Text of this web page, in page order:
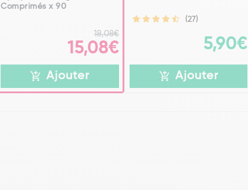
Comprimés x 90
18,08€
15,08€
Ajouter
(27)
5,90€
Ajouter